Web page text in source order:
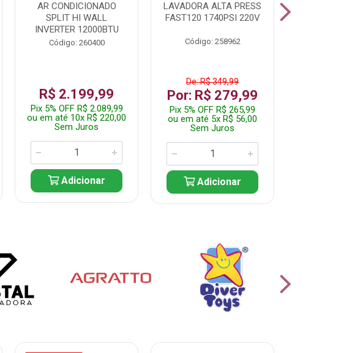
AR CONDICIONADO
SPLIT HI WALL
INVERTER 12000BTU
Código: 260400
R$ 2.199,99
Pix 5% OFF R$ 2.089,99
ou em até 10x R$ 220,00
Sem Juros
Adicionar
LAVADORA ALTA PRESS
FAST120 1740PSI 220V
Código: 258962
De: R$ 349,99
Por: R$ 279,99
Pix 5% OFF R$ 265,99
ou em até 5x R$ 56,00
Sem Juros
Adicionar